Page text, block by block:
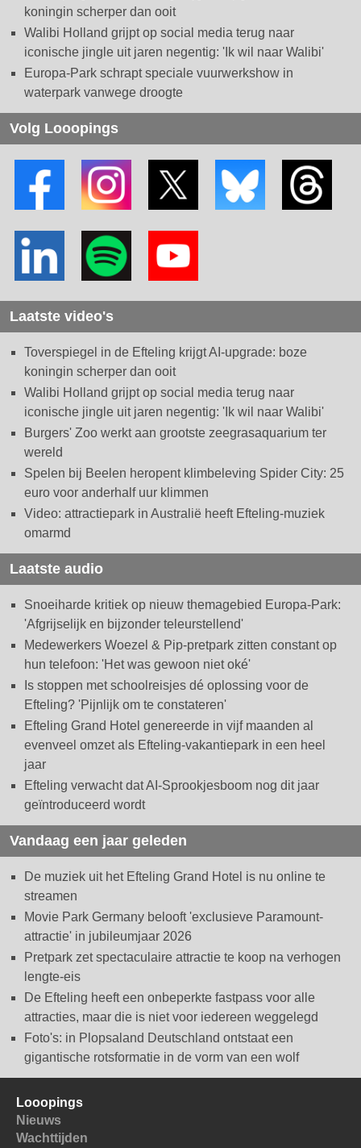
koningin scherper dan ooit
Walibi Holland grijpt op social media terug naar
iconische jingle uit jaren negentig: 'Ik wil naar Walibi'
Europa-Park schrapt speciale vuurwerkshow in
waterpark vanwege droogte
Volg Looopings
Laatste video's
Toverspiegel in de Efteling krijgt AI-upgrade: boze
koningin scherper dan ooit
Walibi Holland grijpt op social media terug naar
iconische jingle uit jaren negentig: 'Ik wil naar Walibi'
Burgers' Zoo werkt aan grootste zeegrasaquarium ter
wereld
Spelen bij Beelen heropent klimbeleving Spider City: 25
euro voor anderhalf uur klimmen
Video: attractiepark in Australië heeft Efteling-muziek
omarmd
Laatste audio
Snoeiharde kritiek op nieuw themagebied Europa-Park:
'Afgrijselijk en bijzonder teleurstellend'
Medewerkers Woezel & Pip-pretpark zitten constant op
hun telefoon: 'Het was gewoon niet oké'
Is stoppen met schoolreisjes dé oplossing voor de
Efteling? 'Pijnlijk om te constateren'
Efteling Grand Hotel genereerde in vijf maanden al
evenveel omzet als Efteling-vakantiepark in een heel
jaar
Efteling verwacht dat AI-Sprookjesboom nog dit jaar
geïntroduceerd wordt
Vandaag een jaar geleden
De muziek uit het Efteling Grand Hotel is nu online te
streamen
Movie Park Germany belooft 'exclusieve Paramount-
attractie' in jubileumjaar 2026
Pretpark zet spectaculaire attractie te koop na verhogen
lengte-eis
De Efteling heeft een onbeperkte fastpass voor alle
attracties, maar die is niet voor iedereen weggelegd
Foto's: in Plopsaland Deutschland ontstaat een
gigantische rotsformatie in de vorm van een wolf
Looopings
Nieuws
Wachttijden